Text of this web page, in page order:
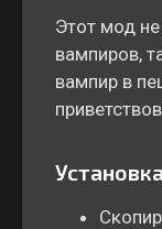
Этот мод не
вампиров,
вампир в
Установка